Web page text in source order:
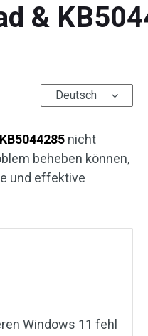
&
Deutsch
KB5044285 nicht
beheben können,
und effektive
Windows 11 fehl